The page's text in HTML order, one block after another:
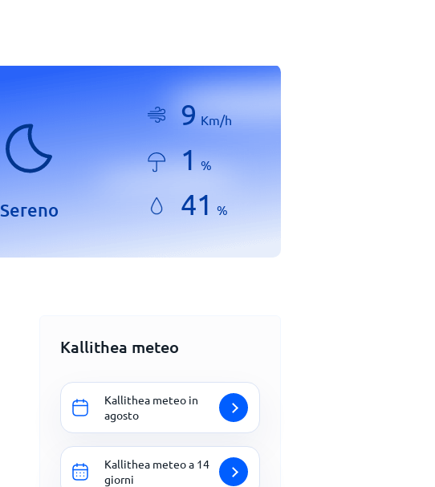
Sereno
9 Km/h
1 %
41 %
Kallithea meteo
Kallithea meteo in
agosto
Kallithea meteo a 14
giorni